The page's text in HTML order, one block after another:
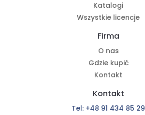
Katalogi
Wszystkie licencje
Firma
O nas
Gdzie kupić
Kontakt
Kontakt
Tel: +48 91 434 85 29